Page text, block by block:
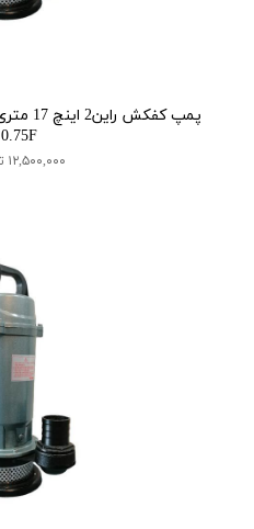
0.75F
۱۲,۵۰۰,۰۰۰ تومان